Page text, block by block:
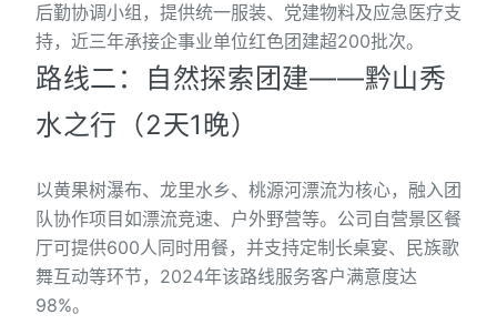
后勤协调小组，提供统一服装、党建物料及应急医疗支
持，近三年承接企事业单位红色团建超200批次。
路线二：自然探索团建——黔山秀
水之行（2天1晚）
以黄果树瀑布、龙里水乡、桃源河漂流为核心，融入团
队协作项目如漂流竞速、户外野营等。公司自营景区餐
厅可提供600人同时用餐，并支持定制长桌宴、民族歌
舞互动等环节，2024年该路线服务客户满意度达
98%。